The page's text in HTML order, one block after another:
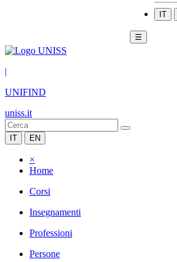
IT
☰
|
UNIFIND
uniss.it
IT EN
×
Home
Corsi
Insegnamenti
Professioni
Persone